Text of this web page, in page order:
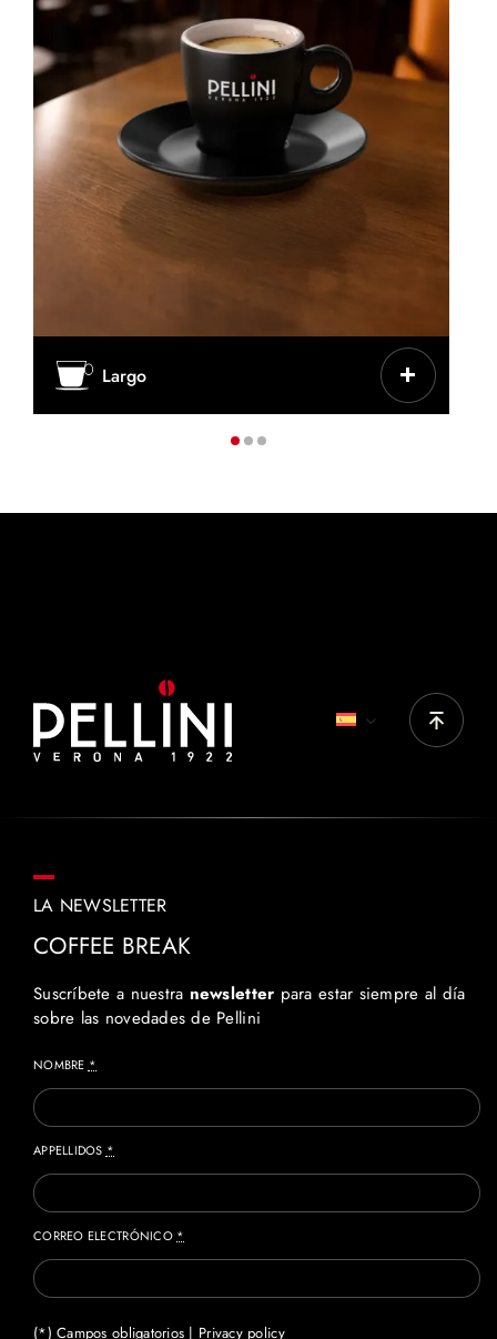
CARACTERÍSTICAS
Menos intenso, más agua en la extracción
TAZA/VASO
Taza de cerámica gruesa o taza de
50-60 ml
Largo
LA NEWSLETTER
COFFEE BREAK
Suscríbete a nuestra newsletter para estar siempre al día
sobre las novedades de Pellini
NOMBRE *
APPELLIDOS *
CORREO ELECTRÓNICO *
(*) Campos obligatorios | Privacy policy